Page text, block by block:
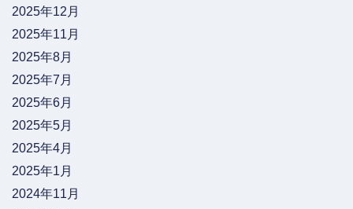
2025年12月
2025年11月
2025年8月
2025年7月
2025年6月
2025年5月
2025年4月
2025年1月
2024年11月